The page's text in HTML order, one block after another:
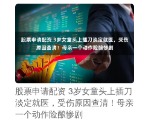
股票申请配资 3岁女童头上插刀
淡定就医，受伤原因查清！母亲
一个动作险酿惨剧